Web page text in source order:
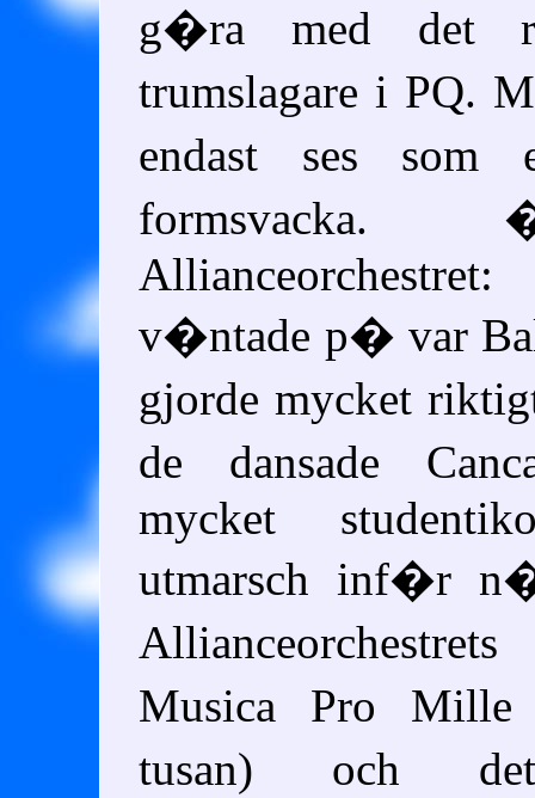
g�ra med det
trumslagare i PQ.
endast ses
v�ntade p� var
gjorde mycket
de dansade
mycket
utmarsch inf�r
Musica Pro
tusan) och